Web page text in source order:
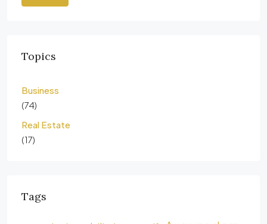
Topics
Business
(74)
Real Estate
(17)
Tags